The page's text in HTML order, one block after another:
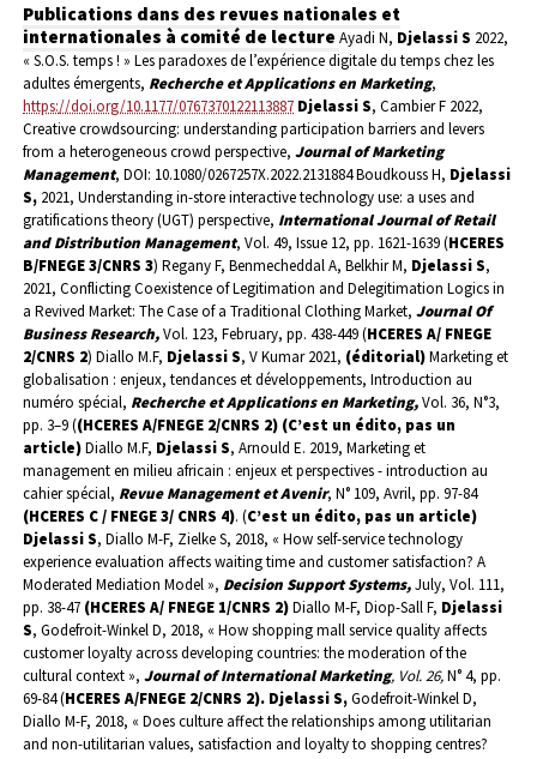
Publications dans des revues nationales et
internationales à comité de lecture Ayadi N, Djelassi S 2022,
« S.O.S. temps ! » Les paradoxes de l’expérience digitale du temps chez les
adultes émergents, Recherche et Applications en Marketing,
https://doi.org/10.1177/0767370122113887 Djelassi S, Cambier F 2022,
Creative crowdsourcing: understanding participation barriers and levers
from a heterogeneous crowd perspective, Journal of Marketing
Management, DOI: 10.1080/0267257X.2022.2131884Boudkouss H, Djelassi
S, 2021, Understanding in-store interactive technology use: a uses and
gratifications theory (UGT) perspective, International Journal of Retail
and Distribution Management, Vol. 49, Issue 12, pp. 1621-1639 (HCERES
B/FNEGE 3/CNRS 3) Regany F, Benmecheddal A, Belkhir M, Djelassi S,
2021, Conflicting Coexistence of Legitimation and Delegitimation Logics in
a Revived Market: The Case of a Traditional Clothing Market, Journal Of
Business Research,Vol. 123, February, pp. 438-449 (HCERES A/ FNEGE
2/CNRS 2) Diallo M.F, Djelassi S, V Kumar 2021, (éditorial)Marketing et
globalisation : enjeux, tendances et développements, Introduction au
numéro spécial, Recherche et Applications en Marketing,Vol. 36, N°3,
pp. 3–9 ((HCERES A/FNEGE 2/CNRS 2) (C’est un édito, pas un
article)Diallo M.F, Djelassi S, Arnould E. 2019, Marketing et
management en milieu africain : enjeux et perspectives - introduction au
cahier spécial, Revue Management et Avenir, N° 109, Avril, pp. 97-84
(HCERES C / FNEGE 3/ CNRS 4). (C’est un édito, pas un article)
Djelassi S, Diallo M-F, Zielke S, 2018, « How self-service technology
experience evaluation affects waiting time and customer satisfaction? A
Moderated Mediation Model », Decision Support Systems,July, Vol. 111,
pp. 38-47 (HCERES A/ FNEGE 1/CNRS 2)Diallo M-F, Diop-Sall F, Djelassi
S, Godefroit-Winkel D, 2018, « How shopping mall service quality affects
customer loyalty across developing countries: the moderation of the
cultural context », Journal of International Marketing, Vol. 26,N° 4, pp.
69-84 (HCERES A/FNEGE 2/CNRS 2). Djelassi S,Godefroit-Winkel D,
Diallo M-F, 2018, « Does culture affect the relationships among utilitarian
and non-utilitarian values, satisfaction and loyalty to shopping centres?